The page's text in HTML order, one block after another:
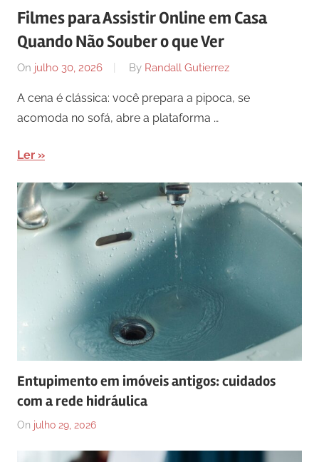
Filmes para Assistir Online em Casa
Quando Não Souber o que Ver
On julho 30, 2026 By Randall Gutierrez
A cena é clássica: você prepara a pipoca, se
acomoda no sofá, abre a plataforma …
Ler
Entupimento em imóveis antigos: cuidados
com a rede hidráulica
On julho 29, 2026